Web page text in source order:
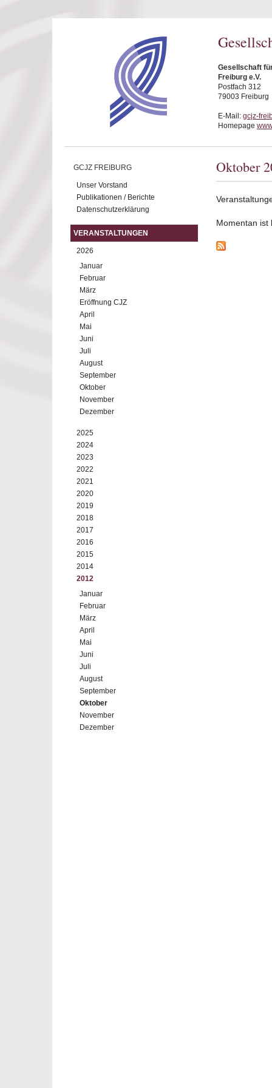
Gesellschaft
Freiburg e.V.
Postfach 312
79003 Freiburg
E-Mail: gcjz-
Homepage
GCJZ FREIBURG
Unser Vorstand
Publikationen / Berichte
Datenschutzerklärung
VERANSTALTUNGEN
2026
Januar
Februar
März
Eröffnung CJZ
April
Mai
Juni
Juli
August
September
Oktober
November
Dezember
2025
2024
2023
2022
2021
2020
2019
2018
2017
2016
2015
2014
2012
Januar
Februar
März
April
Mai
Juni
Juli
August
September
Oktober
November
Dezember
Oktober
Momentan ist